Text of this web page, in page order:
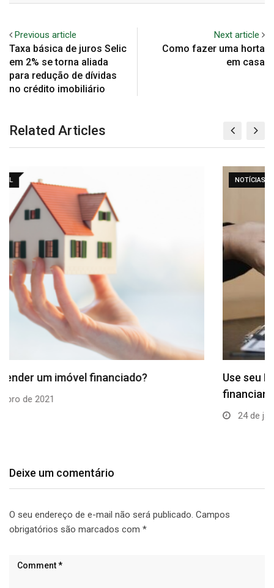
Previous article
Taxa básica de juros Selic
em 2% se torna aliada
para redução de dívidas
no crédito imobiliário
Next article
Como fazer uma horta
em casa
Related Articles
NOTÍCIAS DF
Use seu FGTS para quitar parcelas de
financiamento…
Deixe um comentário
O seu endereço de e-mail não será publicado. Campos
obrigatórios são marcados com *